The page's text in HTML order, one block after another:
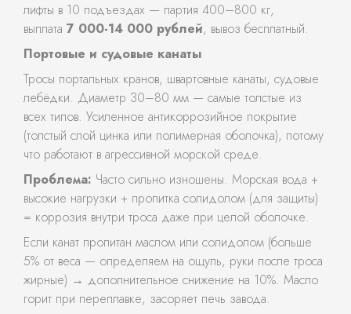
лифты в 10 подъездах — партия 400–800 кг,
выплата 7 000-14 000 рублей, вывоз бесплатный.
Портовые и судовые канаты
Тросы портальных кранов, швартовные канаты, судовые
лебёдки. Диаметр 30–80 мм — самые толстые из
всех типов. Усиленное антикоррозийное покрытие
(толстый слой цинка или полимерная оболочка), потому
что работают в агрессивной морской среде.
Проблема: Часто сильно изношены. Морская вода +
высокие нагрузки + пропитка солидолом (для защиты)
= коррозия внутри троса даже при целой оболочке.
Если канат пропитан маслом или солидолом (больше
5% от веса — определяем на ощупь, руки после троса
жирные) → дополнительное снижение на 10%. Масло
горит при переплавке, засоряет печь завода.